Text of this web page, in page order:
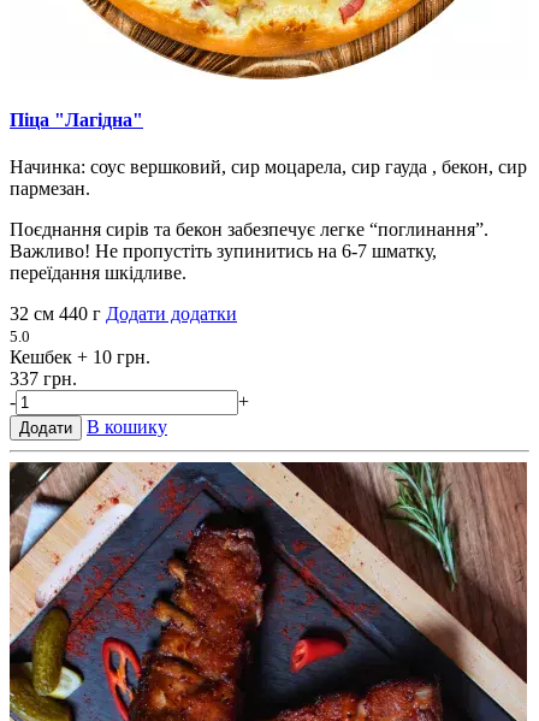
Піца "Лагідна"
Начинка: соус вершковий, сир моцарела, сир гауда , бекон, сир
пармезан.
Поєднання сирів та бекон забезпечує легке “поглинання”.
Важливо! Не пропустіть зупинитись на 6-7 шматку,
переїдання шкідливе.
32 см 440 г Додати додатки
5.0
Кешбек + 10 грн.
337 грн.
-
+
Додати В кошику